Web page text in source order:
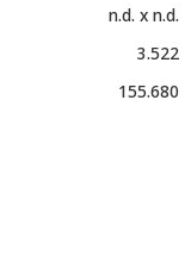
n.d. x n.d.
3.522
155.680